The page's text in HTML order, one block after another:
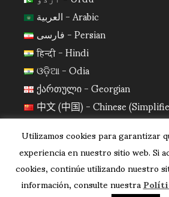
العربية - Arabic
فارسی - Persian
हिन्दी - Hindi
ଓଡ଼ିଆ - Odia
ქართული - Georgian
中文 (中国) - Chinese
日本語 - Japanese
한국어 - Korean
Utilizamos cookies para garantizar
experiencia en nuestro sitio web. Si
cookies, continúe utilizando nuestro
información, consulte nuestra